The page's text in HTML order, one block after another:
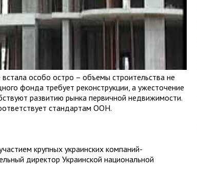
особо остро – объемы строительства не
фонда требует реконструкции, а ужесточение
развитию рынка первичной недвижимости.
стандартам ООН.
крупных украинских компаний-
директор Украинской национальной